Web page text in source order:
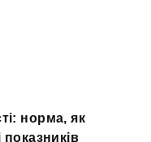
норма, як